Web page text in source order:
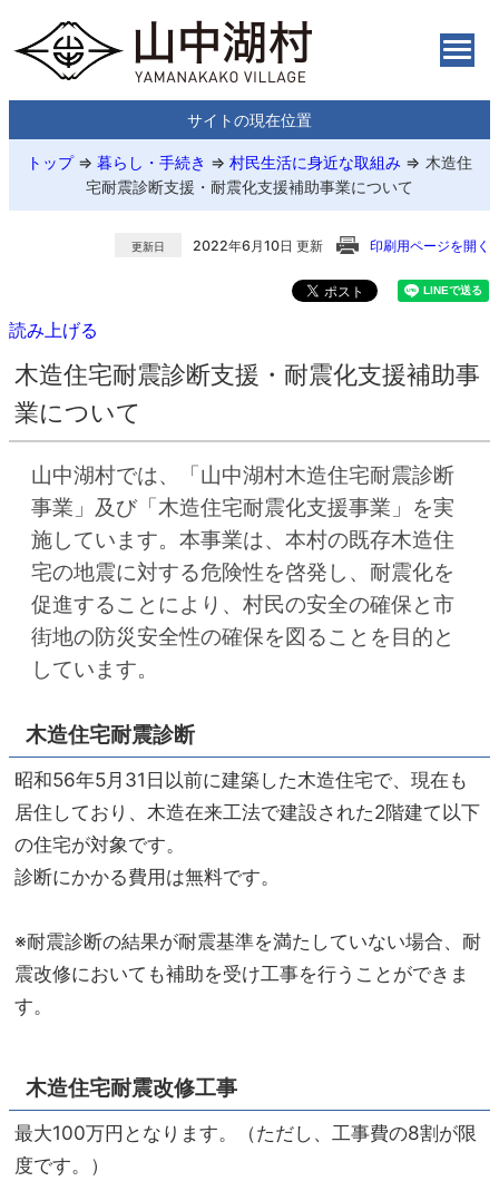
サイトの現在位置
トップ⇒ 暮らし・手続き ⇒ 村民生活に身近な取組み ⇒ 木造住
宅耐震診断支援・耐震化支援補助事業について
更新日 2022年6月10日 更新 印刷用ページを開く
読み上げる
木造住宅耐震診断支援・耐震化支援補助事
業について
山中湖村では、「山中湖村木造住宅耐震診断
事業」及び「木造住宅耐震化支援事業」を実
施しています。本事業は、本村の既存木造住
宅の地震に対する危険性を啓発し、耐震化を
促進することにより、村民の安全の確保と市
街地の防災安全性の確保を図ることを目的と
しています。
木造住宅耐震診断
昭和56年5月31日以前に建築した木造住宅で、現在も
居住しており、木造在来工法で建設された2階建て以下
の住宅が対象です。
診断にかかる費用は無料です。
※耐震診断の結果が耐震基準を満たしていない場合、耐
震改修においても補助を受け工事を行うことができま
す。
木造住宅耐震改修工事
最大100万円となります。（ただし、工事費の8割が限
度です。）